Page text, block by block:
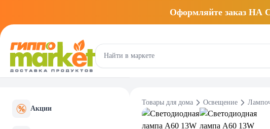
Оформляйте заказ
Акции
Товары для дома Освещение